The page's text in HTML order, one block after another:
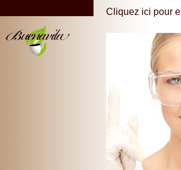
Cliquez ici pour